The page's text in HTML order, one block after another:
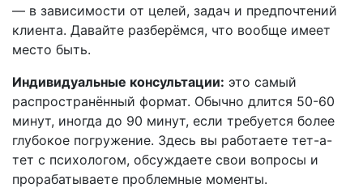
— в зависимости от целей, задач и предпочтений
клиента. Давайте разберёмся, что вообще имеет
место быть.
Индивидуальные консультации: это самый
распространённый формат. Обычно длится 50-60
минут, иногда до 90 минут, если требуется более
глубокое погружение. Здесь вы работаете тет-а-
тет с психологом, обсуждаете свои вопросы и
прорабатываете проблемные моменты.